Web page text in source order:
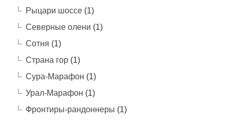
Рыцари шоссе(1)
Северные олени (1)
Сотня (1)
Страна гор(1)
Сура-Марафон (1)
Урал-Марафон (1)
Фронтиры-рандоннеры (1)